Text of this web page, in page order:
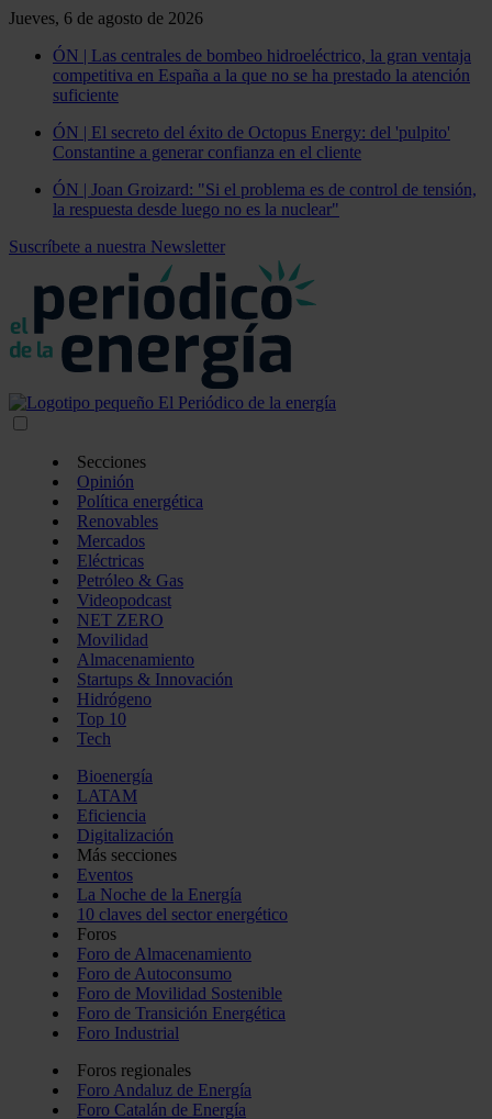
Jueves, 6 de agosto de 2026
ÓN | Las centrales de bombeo hidroeléctrico, la gran ventaja
competitiva en España a la que no se ha prestado la atención
suficiente
ÓN | El secreto del éxito de Octopus Energy: del 'pulpito'
Constantine a generar confianza en el cliente
ÓN | Joan Groizard: "Si el problema es de control de tensión,
la respuesta desde luego no es la nuclear"
Suscríbete a nuestra Newsletter
Secciones
Opinión
Política energética
Renovables
Mercados
Eléctricas
Petróleo & Gas
Videopodcast
NET ZERO
Movilidad
Almacenamiento
Startups & Innovación
Hidrógeno
Top 10
Tech
Bioenergía
LATAM
Eficiencia
Digitalización
Más secciones
Eventos
La Noche de la Energía
10 claves del sector energético
Foros
Foro de Almacenamiento
Foro de Autoconsumo
Foro de Movilidad Sostenible
Foro de Transición Energética
Foro Industrial
Foros regionales
Foro Andaluz de Energía
Foro Catalán de Energía